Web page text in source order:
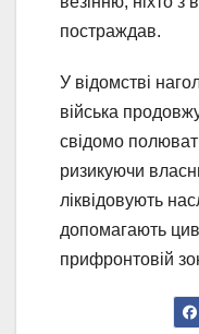
постраждав.
У відомстві
війська
свідомо
ризикуючи
ліквідовують
допомагають
прифронтовій